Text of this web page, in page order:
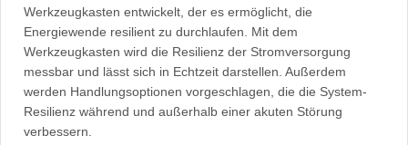
Werkzeugkasten entwickelt, der es ermöglicht, die
Energiewende resilient zu durchlaufen. Mit dem
Werkzeugkasten wird die Resilienz der Stromversorgung
messbar und lässt sich in Echtzeit darstellen. Außerdem
werden Handlungsoptionen vorgeschlagen, die die System-
Resilienz während und außerhalb einer akuten Störung
verbessern.